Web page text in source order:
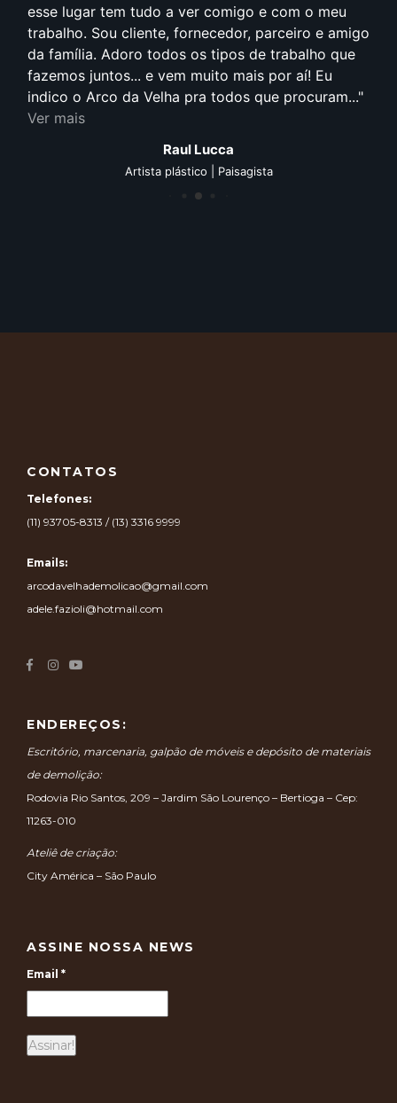
da minha vida profissional. Cursando
e frequentando de maneira assídua o Litoral
Norte, pude contemplar de forma bem próxima
estilo proposto pelo arquiteto Aldo Fazioli.
Visivelmente sempre empregou em suas obras o
conceito de sustentabilidade, uso de material
Cristian Borgonovi Januckaitis
Arquiteto | Gestão de projetos e obras
CONTATOS
Telefones:
Emails:
arcodavelhademolicao@gmail.com
ENDEREÇOS:
Escritório, marcenaria, galpão de móveis e depósito de materiais
de demolição:
Rodovia Rio Santos, 209 – Jardim São Lourenço – Bertioga – Cep:
Ateliê de criação:
ASSINE NOSSA NEWS
Email*